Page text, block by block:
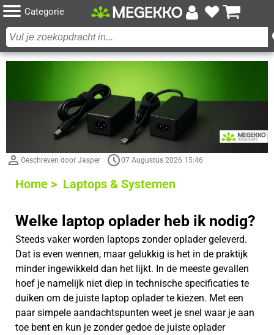
Categorie
Geschreven door Jasper 07 Augustus 2026 15:46
Home > Laptops & Systemen
Welke laptop oplader heb ik nodig?
Steeds vaker worden laptops zonder oplader geleverd.
Dat is even wennen, maar gelukkig is het in de praktijk
minder ingewikkeld dan het lijkt. In de meeste gevallen
hoef je namelijk niet diep in technische specificaties te
duiken om de juiste laptop oplader te kiezen. Met een
paar simpele aandachtspunten weet je snel waar je aan
toe bent en kun je zonder gedoe de juiste oplader